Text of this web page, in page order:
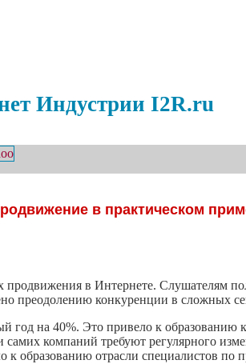
Индустрии I2R.ru
в практическом
в Интернете. Слушателям
преодолению конкуренции в сложных
год на 40%. Это привело к образованию
компаний требуют регулярного
образованию отрасли специалистов по